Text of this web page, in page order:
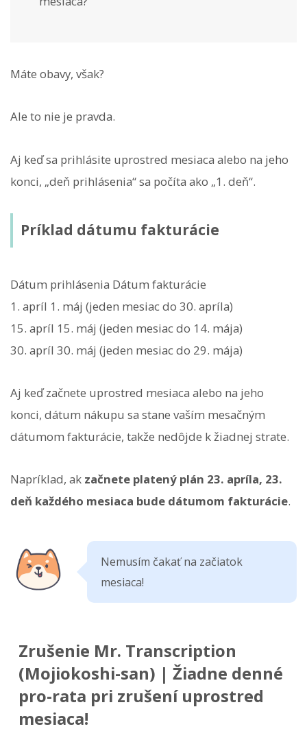
Máte obavy, však?
Ale to nie je pravda.
Aj keď sa prihlásite uprostred mesiaca alebo na jeho
konci, „deň prihlásenia“ sa počíta ako „1. deň“.
Príklad dátumu fakturácie
Dátum prihlásenia Dátum fakturácie
1. apríl 1. máj (jeden mesiac do 30. apríla)
15. apríl 15. máj (jeden mesiac do 14. mája)
30. apríl 30. máj (jeden mesiac do 29. mája)
Aj keď začnete uprostred mesiaca alebo na jeho
konci, dátum nákupu sa stane vaším mesačným
dátumom fakturácie, takže nedôjde k žiadnej strate.
Napríklad, ak začnete platený plán 23. apríla, 23.
deň každého mesiaca bude dátumom fakturácie.
Nemusím čakať na začiatok
mesiaca!
Zrušenie Mr. Transcription
(Mojiokoshi-san) | Žiadne denné
pro-rata pri zrušení uprostred
mesiaca!